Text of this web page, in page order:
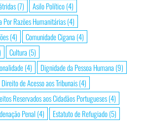
(7) Asilo Político(4)
Por Razões Humanitárias(4)
(4) Comunidade Cigana (4)
Cultura (5)
(4) Dignidade da Pessoa Humana (9)
Direito de Acesso aos Tribunais(4)
Reservados aos Cidadãos Portugueses(4)
Penal (4) Estatuto de Refugiado(5)